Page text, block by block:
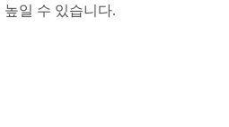
일 수 있습니다.